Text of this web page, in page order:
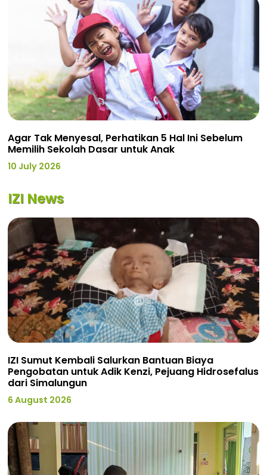
Agar Tak Menyesal, Perhatikan 5 Hal Ini Sebelum
Memilih Sekolah Dasar untuk Anak
10 July 2026
IZI News
IZI Sumut Kembali Salurkan Bantuan Biaya
Pengobatan untuk Adik Kenzi, Pejuang Hidrosefalus
dari Simalungun
6 August 2026